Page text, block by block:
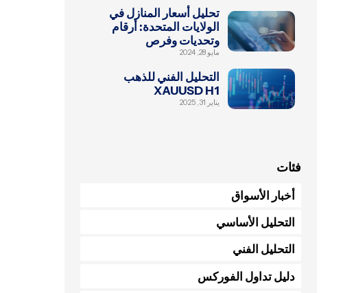
تحليل أسعار المنازل في
الولايات المتحدة: أرقام
وتحديات وفرص
مايو 28, 2024
التحليل الفني للذهب
XAUUSD H1
يناير 31, 2025
فئات
أخبار الأسواق
التحليل الأساسي
التحليل الفني
دليل تداول الفوركس